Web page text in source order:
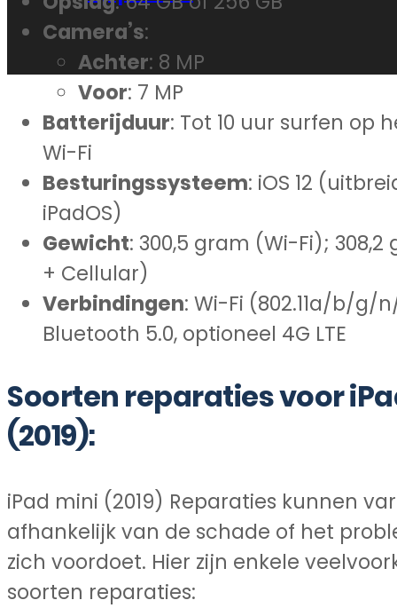
Camera’s:
Achter: 8 MP
Voor: 7 MP
Batterijduur: Tot 10 uur surfen op
Wi-Fi
Besturingssysteem: iOS 12
iPadOS)
Gewicht: 300,5 gram (Wi-Fi);
+ Cellular)
Verbindingen: Wi-Fi (802.11a/b/g/
Bluetooth 5.0, optioneel 4G LTE
Soorten reparaties voor
(2019):
iPad mini (2019) Reparaties kunnen
afhankelijk van de schade of het
zich voordoet. Hier zijn enkele
soorten reparaties: